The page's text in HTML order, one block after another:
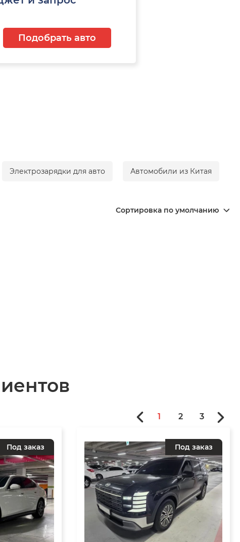
Подобрать авто
Электрозарядки для авто Автомобили из Китая
Сортировка по умолчанию
Под заказ Под заказ
1 2 3